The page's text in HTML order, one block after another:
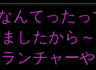
んてった
したから
ンチャー